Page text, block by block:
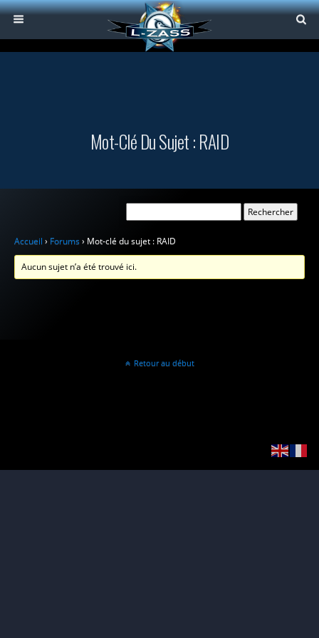
Mot-Clé Du Sujet : RAID
Accueil › Forums › Mot-clé du sujet : RAID
Aucun sujet n’a été trouvé ici.
Retour au début